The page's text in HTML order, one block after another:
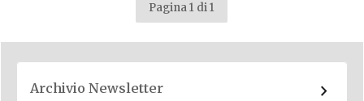
Pagina 1 di 1
Archivio Newsletter